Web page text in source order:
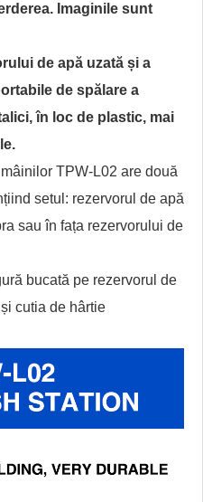
Imaginile sunt
de apă uzată și a
de spălare a
în loc de plastic, mai
TPW-L02 are două
setul: rezervorul de apă
sau în fața rezervorului de
bucată pe rezervorul de
cutia de hârtie